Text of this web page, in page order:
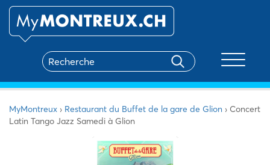
MyMontreux › Restaurant du Buffet de la gare de Glion › Concert
Latin Tango Jazz Samedi à Glion